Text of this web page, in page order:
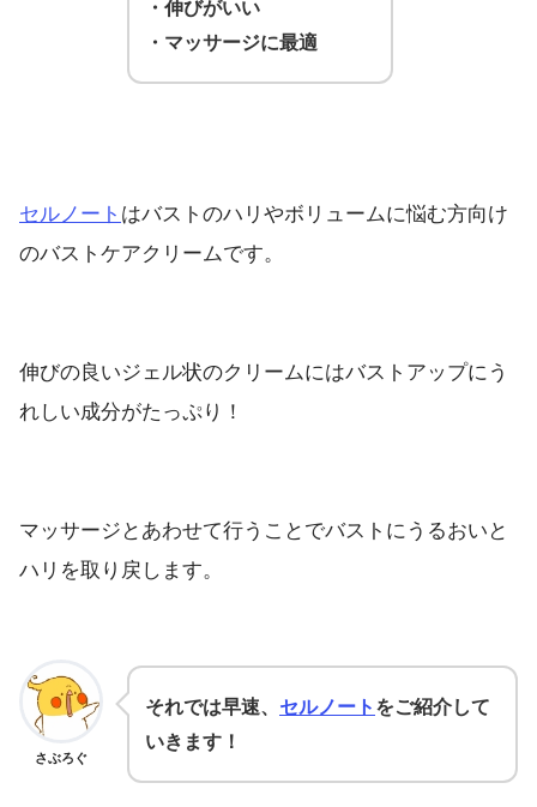
・伸びがいい
・マッサージに最適
セルノート はバストのハリやボリュームに悩む方向け
のバストケアクリームです。
伸びの良いジェル状のクリームにはバストアップにう
れしい成分がたっぷり！
マッサージとあわせて行うことでバストにうるおいと
ハリを取り戻します。
さぶろぐ
それでは早速、 セルノート をご紹介して
いきます！